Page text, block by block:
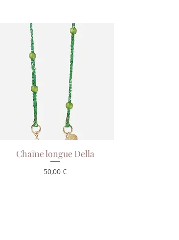
Aperçu rapide
Chaîne longue Della
Prix
50,00 €